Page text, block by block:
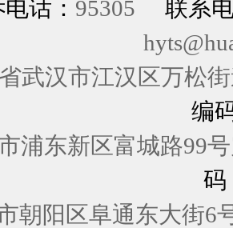
话： 95305
联系
武汉市江汉区万松
编
市浦东新区富
码
朝阳区阜通东大